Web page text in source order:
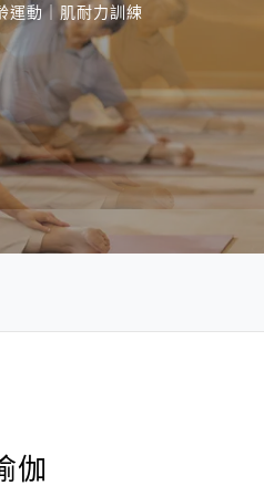
運動｜肌耐力訓練
伽